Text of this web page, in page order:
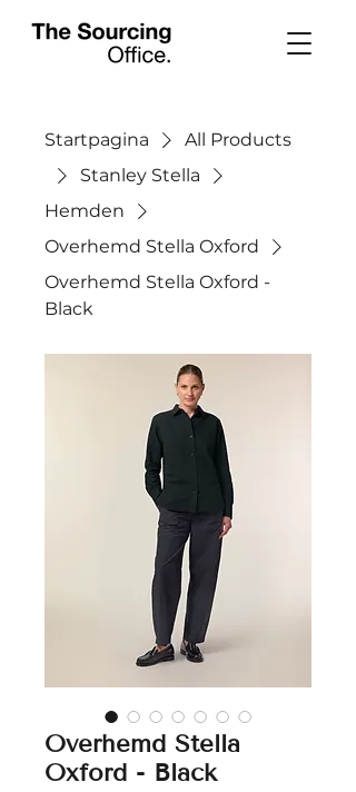
Startpagina
All Products
Stanley Stella
Hemden
Overhemd Stella Oxford
Overhemd Stella Oxford -
Black
Overhemd Stella
Oxford - Black